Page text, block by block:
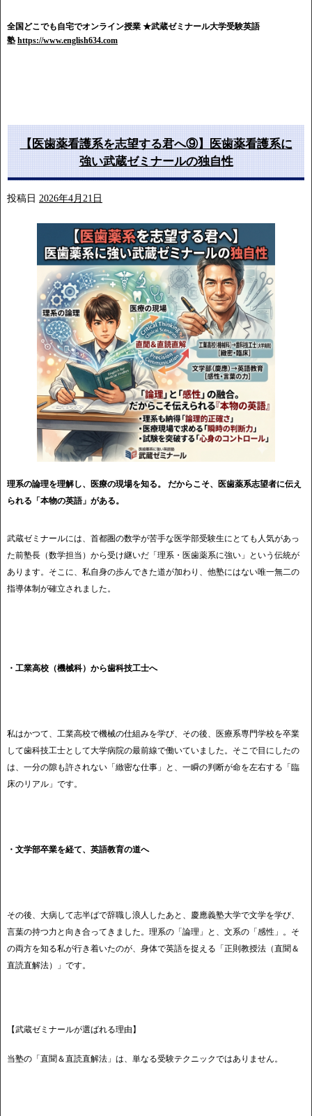
全国どこでも自宅でオンライン授業 ★武蔵ゼミナール大学受験英語
塾 https://www.english634.com
【医歯薬看護系を志望する君へ⑨】医歯薬看護系に
強い武蔵ゼミナールの独自性
投稿日 2026年4月21日
理系の論理を理解し、医療の現場を知る。
だからこそ、医歯薬系志望者に伝え
られる「本物の英語」がある。
武蔵ゼミナールには、首都圏の数学が苦手な医学部受験生にとても人気があっ
た前塾長（数学担当）から受け継いだ「理系・医歯薬系に強い」という伝統が
あります。そこに、私自身の歩んできた道が加わり、他塾にはない唯一無二の
指導体制が確立されました。
・工業高校（機械科）から歯科技工士へ
私はかつて、工業高校で機械の仕組みを学び、その後、医療系専門学校を卒業
して歯科技工士として大学病院の最前線で働いていました。そこで目にしたの
は、一分の隙も許されない「緻密な仕事」と、一瞬の判断が命を左右する「臨
床のリアル」です。
・文学部卒業を経て、英語教育の道へ
その後、大病して志半ばで辞職し浪人したあと、慶應義塾大学で文学を学び、
言葉の持つ力と向き合ってきました。理系の「論理」と、文系の「感性」。そ
の両方を知る私が行き着いたのが、身体で英語を捉える「正則教授法（直聞＆
直読直解法）」です。
【武蔵ゼミナールが選ばれる理由】
当塾の「直聞＆直読直解法」は、単なる受験テクニックではありません。